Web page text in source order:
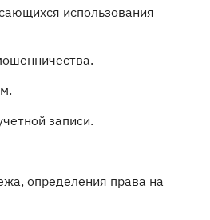
использования
записи.
определения права на